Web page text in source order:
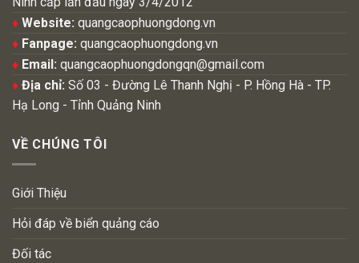
♦ Website: quangcaophuongdong.vn
♦ Fanpage: quangcaophuongdong.vn
♦ Email: quangcaophuongdongqn@gmail.com
♦ Địa chỉ: Số 03 - Đường Lê Thanh Nghị - P. Hồng Hà - TP.
Hạ Long - Tỉnh Quảng Ninh
VỀ CHÚNG TÔI
Giới Thiệu
Hỏi đáp về biển quảng cáo
Đối tác